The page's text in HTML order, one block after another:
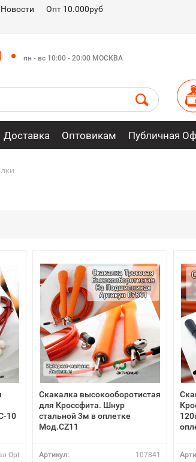
Новости
Опт 10.000руб
пн - вс 10:00 - 20:00 МОСКВА
Доставка Оптовикам Публичная
10
Opt
Скакалка высокооборотистая
для Кроссфита. Шнур
стальной 3м в оплетке
Мод.CZ11
Артикул: 107841